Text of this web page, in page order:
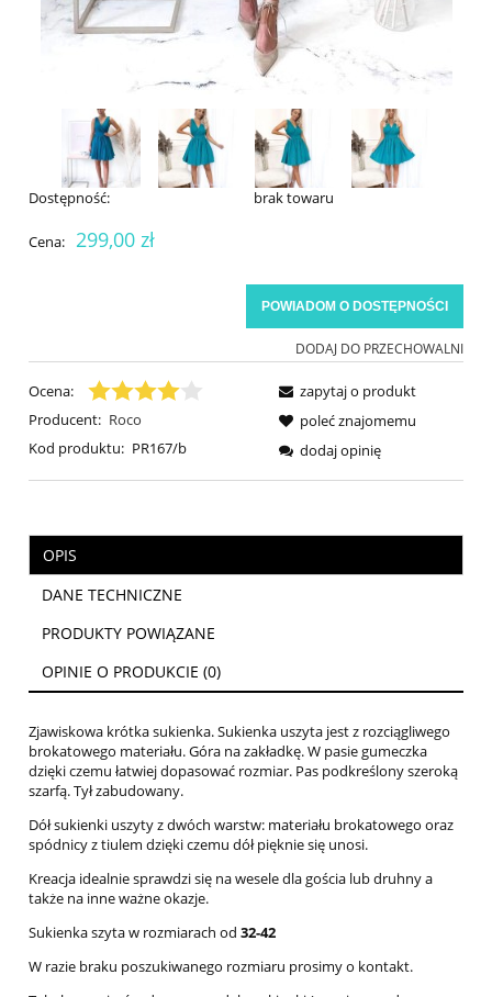
Dostępność: brak towaru
Cena: 299,00 zł
POWIADOM O DOSTĘPNOŚCI
DODAJ DO PRZECHOWALNI
Ocena:
Producent: Roco
Kod produktu: PR167/b
zapytaj o produkt
poleć znajomemu
dodaj opinię
OPIS
DANE TECHNICZNE
PRODUKTY POWIĄZANE
OPINIE O PRODUKCIE (0)
Zjawiskowa krótka sukienka. Sukienka uszyta jest z rozciągliwego
brokatowego materiału. Góra na zakładkę. W pasie gumeczka
dzięki czemu łatwiej dopasować rozmiar. Pas podkreślony szeroką
szarfą. Tył zabudowany.
Dół sukienki uszyty z dwóch warstw: materiału brokatowego oraz
spódnicy z tiulem dzięki czemu dół pięknie się unosi.
Kreacja idealnie sprawdzi się na wesele dla gościa lub druhny a
także na inne ważne okazje.
Sukienka szyta w rozmiarach od 32-42
W razie braku poszukiwanego rozmiaru prosimy o kontakt.